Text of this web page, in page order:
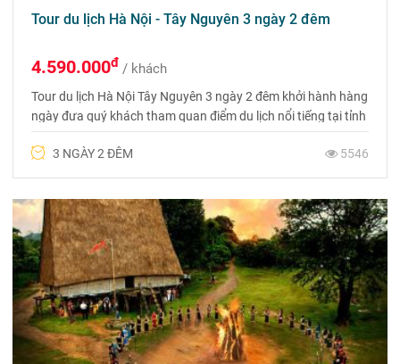
Tour du lịch Hà Nội - Tây Nguyên 3 ngày 2 đêm
4.590.000đ / khách
Tour du lịch Hà Nội Tây Nguyên 3 ngày 2 đêm khởi hành hàng
ngày đưa quý khách tham quan điểm du lịch nổi tiếng tại tỉnh
3 NGÀY 2 ĐÊM
5546